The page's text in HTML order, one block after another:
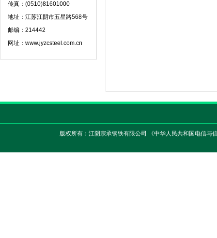
传真：(0510)81601000
地址：江苏江阴市五星路568号
邮编：214442
网址：www.jyzcsteel.com.cn
版权所有：江阴宗承钢铁有限公司 《中华人民共和国电信与